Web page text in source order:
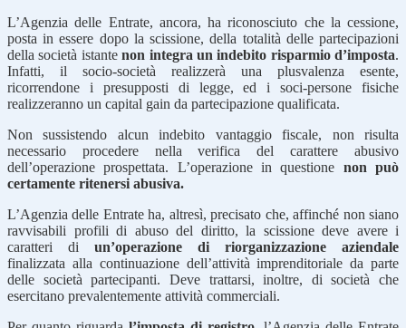
L’Agenzia delle Entrate, ancora, ha riconosciuto che la cessione,
posta in essere dopo la scissione, della totalità delle partecipazioni
della società istantenon integra un indebito risparmio d’imposta.
Infatti, il socio-società realizzerà una plusvalenza esente,
ricorrendone i presupposti di legge, ed i soci-persone fisiche
realizzeranno un capital gain da partecipazione qualificata.
Non sussistendo alcun indebito vantaggio fiscale, non risulta
necessario procedere nella verifica del carattere abusivo
dell’operazione prospettata. L’operazione in questione non può
certamente ritenersi abusiva.
L’Agenzia delle Entrate ha, altresì, precisato che, affinché non siano
ravvisabili profili di abuso del diritto, la scissione deve avere i
caratteri di un’operazione di riorganizzazione aziendale
finalizzata alla continuazione dell’attività imprenditoriale da parte
delle società partecipanti. Deve trattarsi, inoltre, di società che
esercitano prevalentemente attività commerciali.